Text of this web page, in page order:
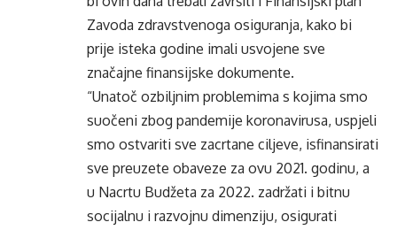
Zavoda zdravstvenoga osiguranja, kako bi
prije isteka godine imali usvojene sve
značajne finansijske dokumente.
“Unatoč ozbiljnim problemima s kojima smo
suočeni zbog pandemije koronavirusa, uspjeli
smo ostvariti sve zacrtane ciljeve, isfinansirati
sve preuzete obaveze za ovu 2021. godinu, a
u Nacrtu Budžeta za 2022. zadržati i bitnu
socijalnu i razvojnu dimenziju, osigurati